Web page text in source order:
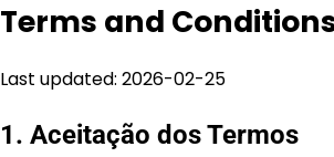
Terms and
Last updated: 2026-02-25
1. Aceitação dos Termos